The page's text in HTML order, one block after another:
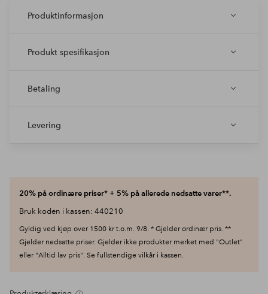
Produktinformasjon
Produkt spesifikasjon
Betaling
Levering
20% på ordinære priser* + 5% på allerede nedsatte varer**.
Bruk koden i kassen: 440210
Gyldig ved kjøp over 1500 kr t.o.m. 9/8. * Gjelder ordinær pris. **
Gjelder nedsatte priser. Gjelder ikke produkter merket med "Outlet"
eller "Alltid lav pris". Se fullstendige vilkår i kassen.